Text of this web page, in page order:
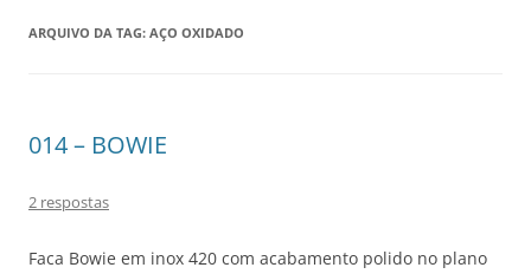
ARQUIVO DA TAG: AÇO OXIDADO
014 – BOWIE
2 respostas
Faca Bowie em inox 420 com acabamento polido no plano